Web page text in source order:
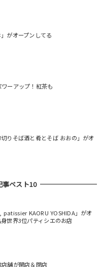
がオープンしてる
ーアップ！紅茶も
りそば酒と肴とそば おおの」がオ
事ベスト10
patissier KAORU YOSHIDA」がオ
世界3位パティシエのお店
舗が開店＆閉店